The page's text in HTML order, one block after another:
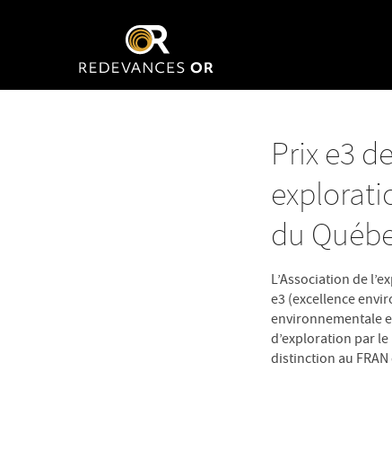
Prix e3
du
L’Association de
e3 (excellence
environnementale
d’exploration par le
distinction au